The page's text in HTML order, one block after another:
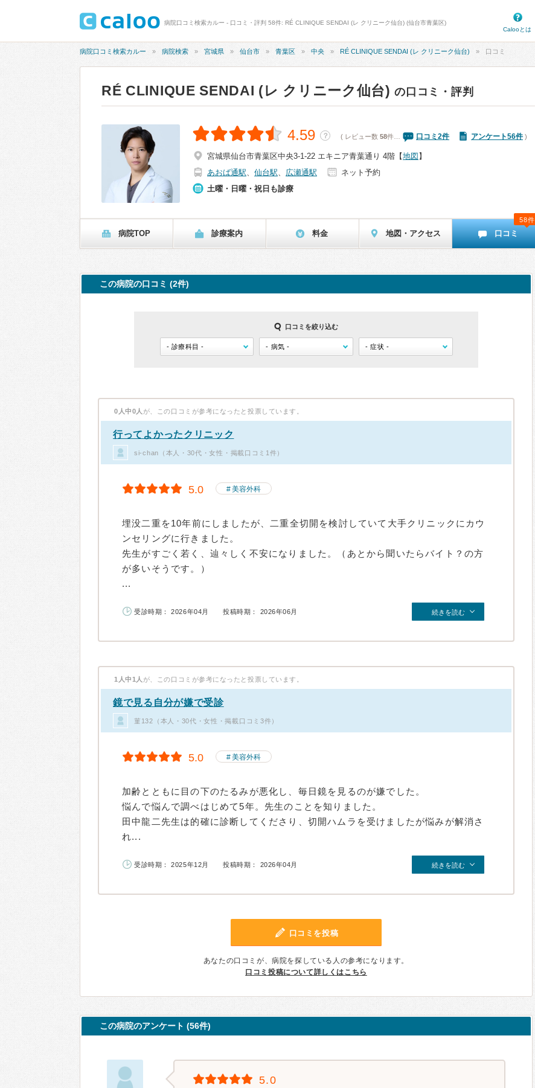
病院口コミ検索カルー - 口コミ・評判 58件: RÉ CLINIQUE SENDAI (レ クリニーク仙台) (仙台市青葉区)
Calooとは
病院口コミ検索カルー 病院検索 宮城県 仙台市 青葉区 中央 RÉ CLINIQUE SENDAI (レ クリニーク仙台) 口コミ
RÉ CLINIQUE SENDAI (レ クリニーク仙台) の口コミ・評判
4.59 ？ ( レビュー数 58件… 口コミ 2件 アンケート56件)
宮城県仙台市青葉区中央3-1-22 エキニア青葉通り 4階 【地図 】
あおば通駅、 仙台駅、 広瀬通駅
ネット予約
土曜・日曜・祝日も診療
病院TOP 診療案内 料金 地図・アクセス 口コミ
58件
この病院の口コミ (2件)
口コミを絞り込む
0人中0人 が、この口コミが参考になったと投票しています。
行ってよかったクリニック
si-chan（本人・30代・女性・掲載口コミ1件）
5.0 美容外科
埋没二重を10年前にしましたが、二重全切開を検討していて大手クリニックにカウ
ンセリングに行きました。
先生がすごく若く、辿々しく不安になりました。（あとから聞いたらバイト？の方
が多いそうです。）
...
受診時期： 2026年04月 投稿時期： 2026年06月 続きを読む
1人中1人 が、この口コミが参考になったと投票しています。
鏡で見る自分が嫌で受診
菫132（本人・30代・女性・掲載口コミ3件）
5.0 美容外科
加齢とともに目の下のたるみが悪化し、毎日鏡を見るのが嫌でした。
悩んで悩んで調べはじめて5年。先生のことを知りました。
田中龍二先生は的確に診断してくださり、切開ハムラを受けましたが悩みが解消さ
れ...
受診時期： 2025年12月 投稿時期： 2026年04月 続きを読む
口コミを投稿
あなたの口コミが、病院を探している人の参考になります。
口コミ投稿について詳しくはこちら
この病院のアンケート (56件)
5.0